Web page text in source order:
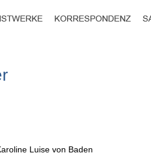
Luise von Baden